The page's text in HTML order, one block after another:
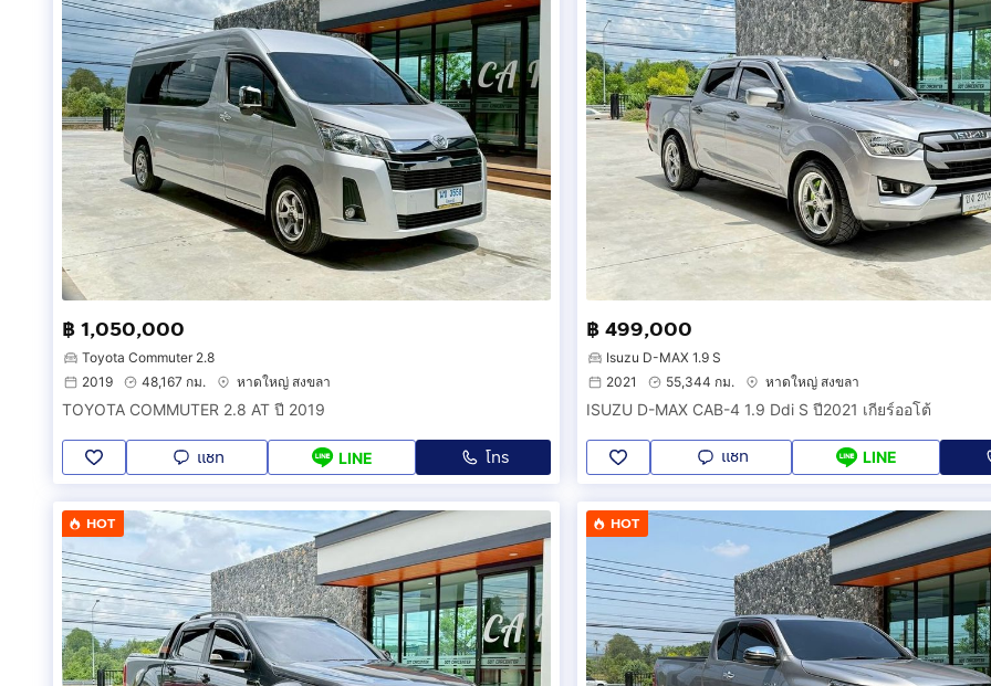
฿ 1,050,000
Toyota Commuter 2.8
2019
48,167 กม. หาดใหญ่ สงขลา
TOYOTA COMMUTER 2.8 AT ปี 2019
แชท LINE โทร
฿ 499,000
Isuzu D-MAX 1.9 S
2021
55,344 กม. หาดใหญ่ สงขลา
ISUZU D-MAX CAB-4 1.9 Ddi S ปี2021 เกียร์ออโต้
แชท LINE
HOT HOT